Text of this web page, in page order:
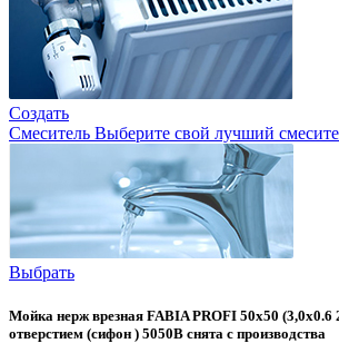
Создать
Смеситель Выберите свой лучший
Выбрать
Мойка нерж врезная FABIA PROFI 50х50
отверстием (сифон ) 5050B снята с производства